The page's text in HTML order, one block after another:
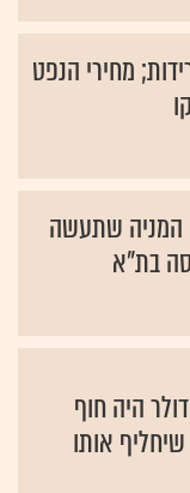
מחירי הנפט
3 מטבע: המניה שתעשה
בת"א
היה חוף
אותו